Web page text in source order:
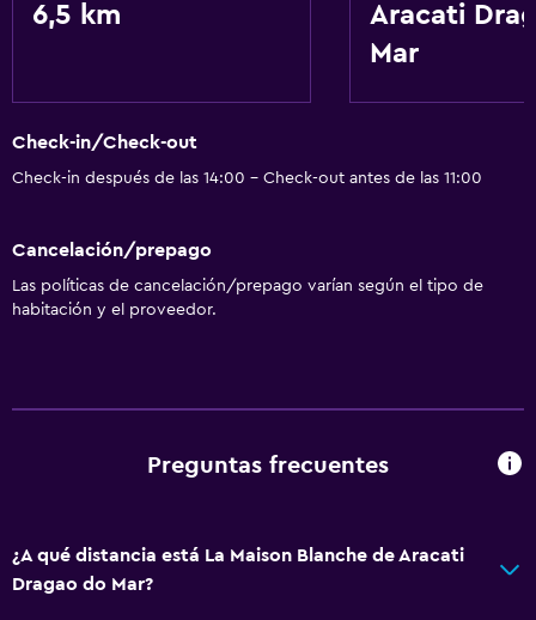
Aire acondicionado
6,5 km
Aracati
Mar
Check-in/Check-out
Check-in después de las 14:00 - Check-out antes de las 11:00
Cancelación/prepago
Las políticas de cancelación/prepago varían según el tipo de
habitación y el proveedor.
Preguntas frecuentes
¿A qué distancia está La Maison Blanche de Aracati
Dragao do Mar?